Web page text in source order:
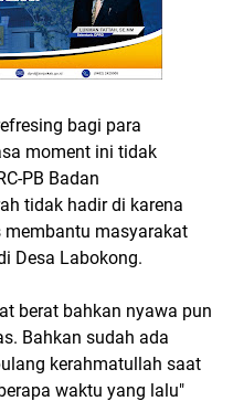
bagi para
moment ini tidak
PB Badan
tidak hadir di karena
masyarakat
Desa Labokong.
berat bahkan nyawa pun
Bahkan sudah ada
kerahmatullah saat
waktu yang lalu"